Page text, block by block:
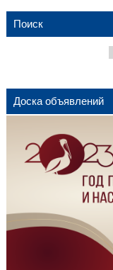
Поиск
Доска объявлений